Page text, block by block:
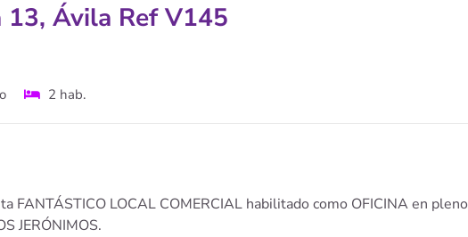
Ávila Ref V145
2 hab.
FANTÁSTICO LOCAL COMERCIAL habilitado como OFICINA en pleno
JERÓNIMOS.